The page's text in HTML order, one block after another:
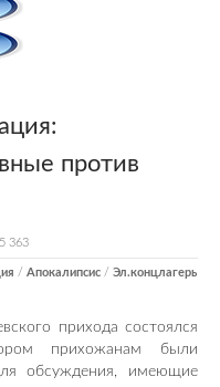
против
5 363
/ Апокалипсис / Эл.концлагерь
прихода состоялся
прихожанам были
обсуждения, имеющие